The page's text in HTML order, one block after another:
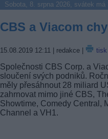
Sobota, 8. srpna 2026, svátek má
CBS a Viacom
15.08.2019 12:11 | redakce | tisk
Společnosti CBS Corp. a
sloučení svých podniků.
měly přesáhnout 28 miliard
zahrnovat mimo jiné CBS,
Showtime, Comedy Central,
Channel a VH1.